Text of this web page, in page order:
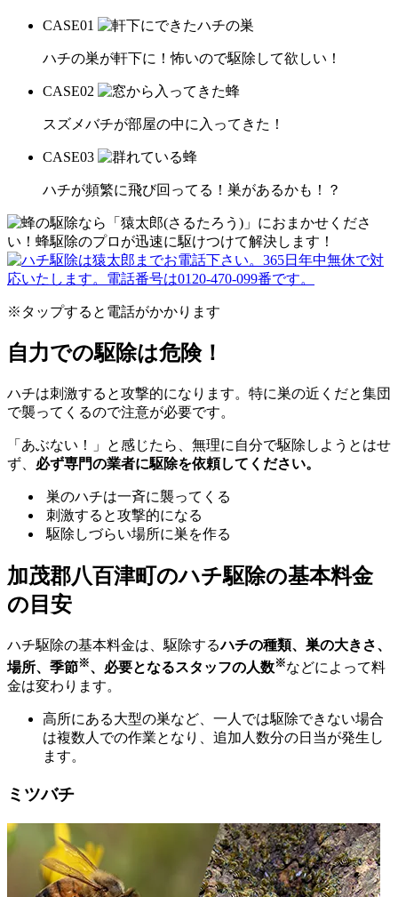
CASE01
ハチの巣が軒下に！怖いので駆除して欲しい！
CASE02
スズメバチが部屋の中に入ってきた！
CASE03
ハチが頻繁に飛び回ってる！巣があるかも！？
※タップすると電話がかかります
自力での駆除は危険！
ハチは刺激すると攻撃的になります。特に巣の近くだと集団
で襲ってくるので注意が必要です。
「あぶない！」と感じたら、無理に自分で駆除しようとはせ
ず、 必ず専門の業者に駆除を依頼してください。
巣のハチは一斉に襲ってくる
刺激すると攻撃的になる
駆除しづらい場所に巣を作る
加茂郡八百津町のハチ駆除の基本料金
の目安
ハチ駆除の基本料金は、駆除するハチの種類、巣の大きさ、
場所、季節※、必要となるスタッフの人数※などによって料
金は変わります。
高所にある大型の巣など、一人では駆除できない場合
は複数人での作業となり、追加人数分の日当が発生し
ます。
ミツバチ